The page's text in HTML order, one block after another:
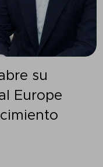
su
Europe